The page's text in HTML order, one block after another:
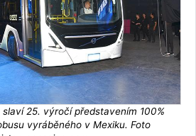
slaví 25. výročí představením 100%
vyráběného v Mexiku. Foto